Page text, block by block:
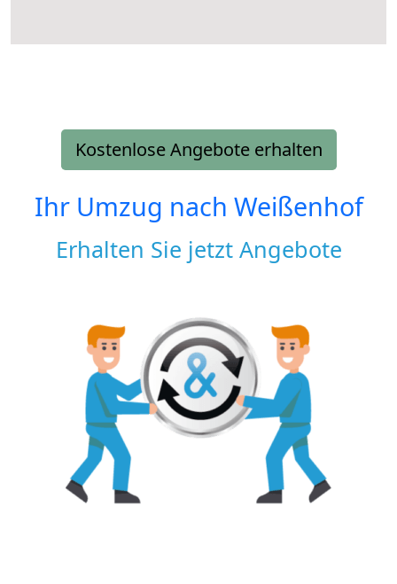
Kostenlose Angebote erhalten
Ihr Umzug nach Weißenhof
Erhalten Sie jetzt Angebote